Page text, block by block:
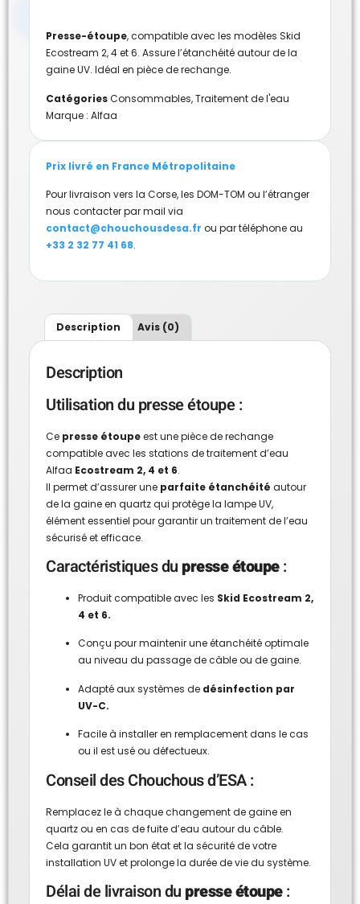
Presse-étoupe, compatible avec les modèles Skid
Ecostream 2, 4 et 6. Assure l’étanchéité autour de la
gaine UV. Idéal en pièce de rechange.
CatégoriesConsommables,Traitement de l'eau
Marque : Alfaa
Prix livré en France Métropolitaine
Pour livraison vers la Corse, les DOM-TOM ou l’étranger
nous contacter par mail via
contact@chouchousdesa.fr ou par téléphone au
+33 2 32 77 41 68.
Description Avis (0)
Description
Utilisation du presse étoupe :
Ce presse étoupeest une pièce de rechange
compatible avec les stations de traitement d’eau
Alfaa Ecostream 2, 4 et 6.
Il permet d’assurer une parfaite étanchéité autour
de la gaine en quartz qui protège la lampe UV,
élément essentiel pour garantir un traitement de l’eau
sécurisé et efficace.
Caractéristiques du presse étoupe:
Produit compatible avec les Skid Ecostream 2,
4 et 6.
Conçu pour maintenir une étanchéité optimale
au niveau du passage de câble ou de gaine.
Adapté aux systèmes de désinfection par
UV-C.
Facile à installer en remplacement dans le cas
ou il est usé ou défectueux.
Conseil des Chouchous d’ESA :
Remplacez le à chaque changement de gaine en
quartz ou en cas de fuite d’eau autour du câble.
Cela garantit un bon état et la sécurité de votre
installation UV et prolonge la durée de vie du système.
Délai de livraison du presse étoupe: